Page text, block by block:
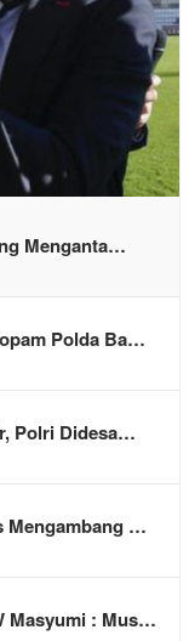
Menganta…
Polda Ba…
Polri Didesa…
Mengambang …
Masyumi : Mus…